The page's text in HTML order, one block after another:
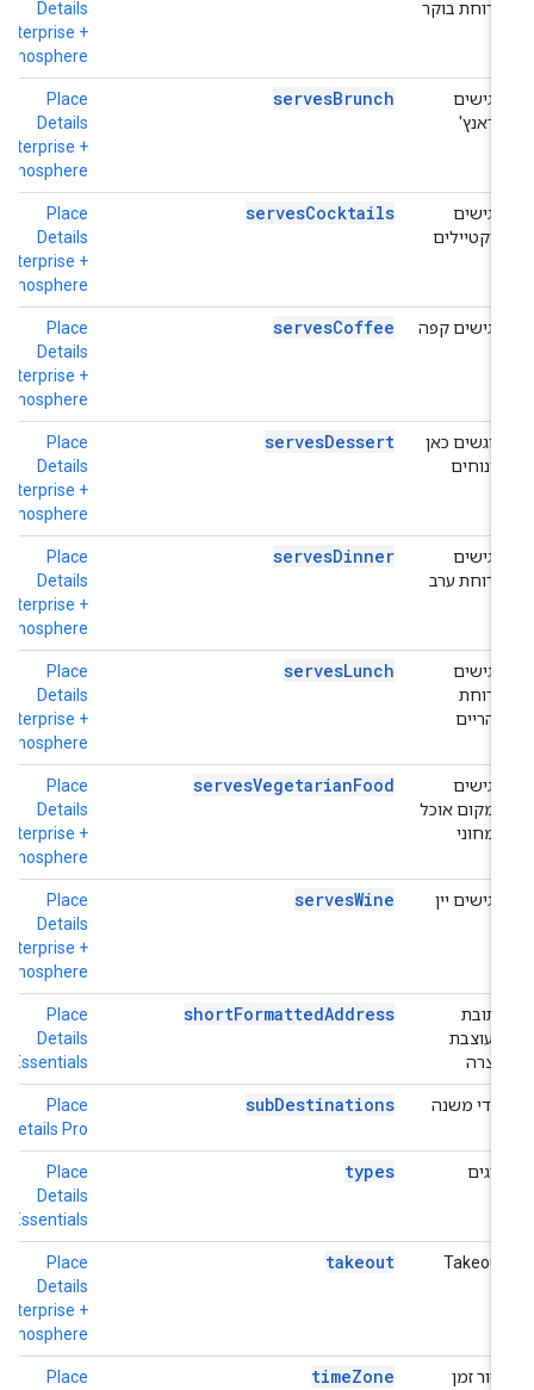
ארוחת בוקר
Details
Enterprise +
Atmosphere
מגישים
בראנץ'
servesBrunch
Place
Details
Enterprise +
Atmosphere
מגישים
קוקטיילים
servesCocktails
Place
Details
Enterprise +
Atmosphere
מגישים קפה servesCoffee
Place
Details
Enterprise +
Atmosphere
מוגשים כאן
קינוחים
servesDessert
Place
Details
Enterprise +
Atmosphere
מגישים
ארוחת ערב
servesDinner
Place
Details
Enterprise +
Atmosphere
מגישים
ארוחת
צהריים
servesLunch
Place
Details
Enterprise +
Atmosphere
מגישים
במקום אוכל
צמחוני
servesVegetarianFood
Place
Details
Enterprise +
Atmosphere
מגישים יין servesWine
Place
Details
Enterprise +
Atmosphere
כתובת
מעוצבת
shortFormattedAddress
Place
Details
Essentials
יעדי משנה subDestinations
Place
Details Pro
types
Place
Details
Essentials
Takeout
takeout
Place
Details
Enterprise +
Atmosphere
אזור זמן timeZone
Place